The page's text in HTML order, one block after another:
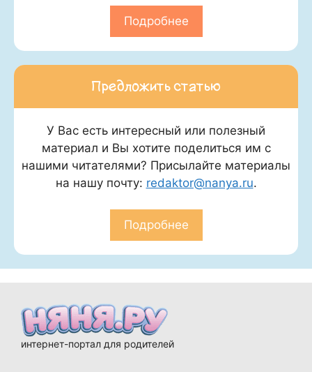
Подробнее
Предложить статью
У Вас есть интересный или полезный
материал и Вы хотите поделиться им с
нашими читателями? Присылайте материалы
на нашу почту: redaktor@nanya.ru.
Подробнее
интернет-портал для родителей